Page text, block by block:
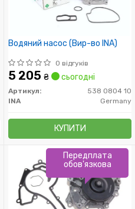
Водяний насос (Вир-во INA)
0 відгуків
5 205 ₴ сьогодні
Артикул:
538 0804 10
INA
Germany
КУПИТИ
Передплата
обов'язкова